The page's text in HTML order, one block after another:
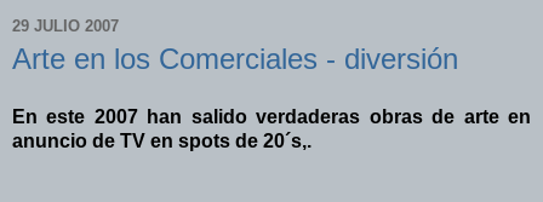
29 JULIO 2007
Arte en los Comerciales - diversión
En este 2007 han salido verdaderas obras de arte en
anuncio de TV en spots de 20´s,.